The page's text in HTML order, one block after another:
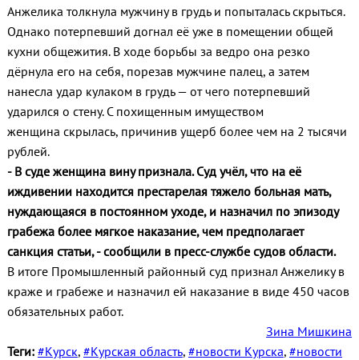
Анжелика толкнула мужчину в грудь и попыталась скрыться.
Однако потерпевший догнал её уже в помещении общей
кухни общежития. В ходе борьбы за ведро она резко
дёрнула его на себя, порезав мужчине палец, а затем
нанесла удар кулаком в грудь — от чего потерпевший
ударился о стену. С похищенным имуществом
женщина скрылась, причинив ущерб более чем на 2 тысячи
рублей.
- В суде женщина вину признала. Суд учёл, что на её
иждивении находится престарелая тяжело больная мать,
нуждающаяся в постоянном уходе, и назначил по эпизоду
грабежа более мягкое наказание, чем предполагает
санкция статьи, - сообщили в пресс-службе судов области.
В итоге Промышленный районный суд признал Анжелику в
краже и грабеже и назначил ей наказание в виде 450 часов
обязательных работ.
Зина Мишкина
Теги: #Курск, #Курская область, #новости Курска, #новости